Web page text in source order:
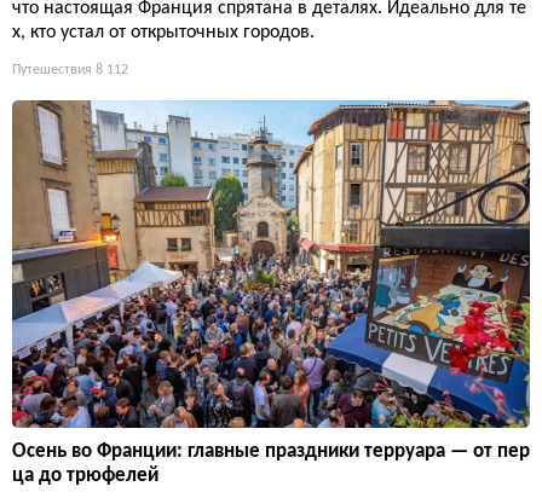
что настоящая Франция спрятана в деталях. Идеально для те
х, кто устал от открыточных городов.
Путешествия 8 112
Осень во Франции: главные праздники терруара — от пер
ца до трюфелей